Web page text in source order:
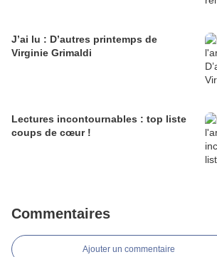
J’ai lu : D’autres printemps de
Virginie Grimaldi
Lectures incontournables : top liste
coups de cœur !
Commentaires
Ajouter un commentaire